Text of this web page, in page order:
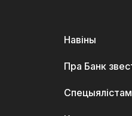
Навіны
Пра Банк
Спецыялістам